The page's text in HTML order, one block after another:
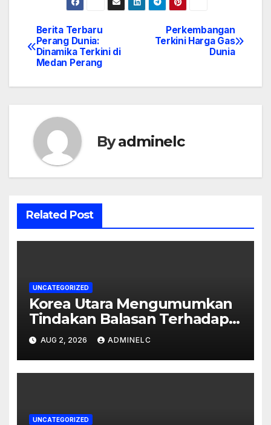
Post
navigation
Perkembangan
Terkini Harga Gas
Dunia
Berita Terbaru
Perang Dunia:
Dinamika Terkini di
Medan Perang
Byadminelc
Related Post
UNCATEGORIZED
Korea Utara Mengumumkan
Tindakan Balasan Terhadap
Sanksi Internasional
AUG 2, 2026 ADMINELC
UNCATEGORIZED